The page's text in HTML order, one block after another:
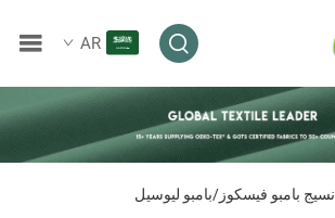
AR
نسيج بامبو فيسكوز/بامبو ليوسيل